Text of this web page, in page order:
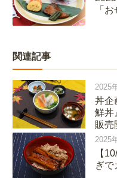
「
関連記事
2025
丼企
鮮丼
販売
2025
【
ぎで